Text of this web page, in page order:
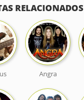
RELACIONADOS
Angra